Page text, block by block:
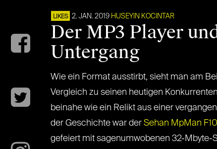
LIKES 2. JAN. 2019 HUSEYIN KOCINTAR
Der MP3 Player
Untergang
Wie ein Format ausstirbt, sieht man am
Vergleich zu seinen heutigen
beinahe wie ein Relikt aus einer
der Geschichte war der Sehan MpMan F10
gefeiert mit sagenumwobenen 32-Mbyte-